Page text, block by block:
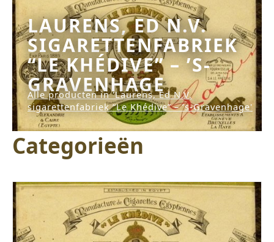
LAURENS, ED N.V.
SIGARETTENFABRIEK
“LE KHÉDIVE” – ’S-
GRAVENHAGE
Alle producten in 'Laurens, Ed N.V.
sigarettenfabriek “Le Khédive” – ’s-Gravenhage'
Categorieën